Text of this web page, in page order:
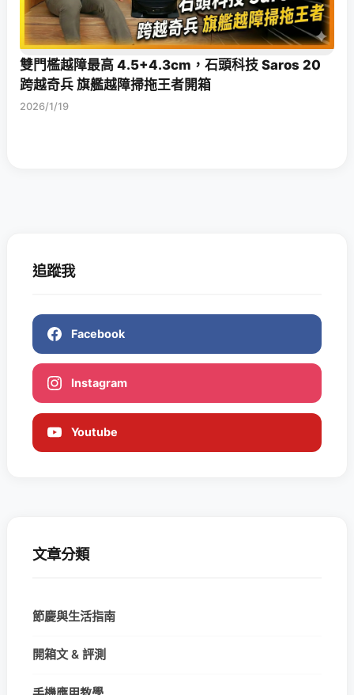
雙門檻越障最高 4.5+4.3cm，石頭科技 Saros 20
跨越奇兵 旗艦越障掃拖王者開箱
2026/1/19
追蹤我
Facebook
Instagram
Youtube
文章分類
節慶與生活指南
開箱文 & 評測